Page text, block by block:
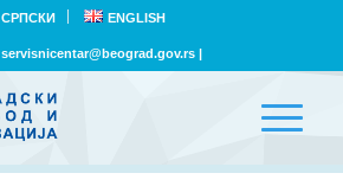
СРПСКИ ENGLISH
servisnicentar@beograd.gov.rs|